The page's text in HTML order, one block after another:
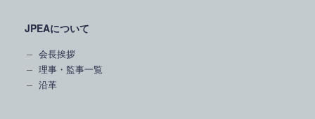
JPEAについて
会長挨拶
理事・監事一覧
沿革